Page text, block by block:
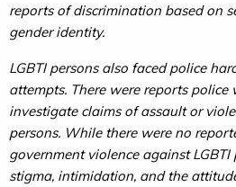
reports of discrimination based on
gender identity.
LGBTI persons also faced police
attempts. There were reports police
investigate claims of assault or
persons. While there were no
government violence against
stigma, intimidation, and the